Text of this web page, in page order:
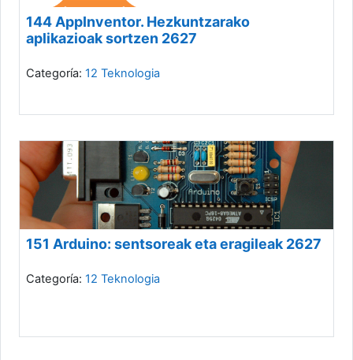
144 AppInventor. Hezkuntzarako
aplikazioak sortzen 2627
Categoría: 12 Teknologia
151 Arduino: sentsoreak eta eragileak 2627
Categoría: 12 Teknologia